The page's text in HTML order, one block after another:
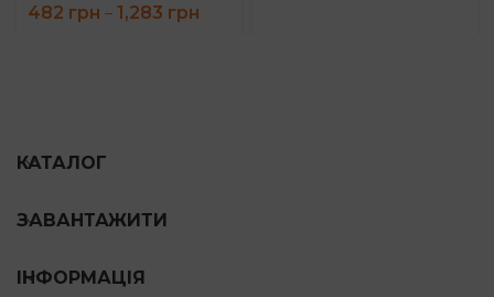
482 грн – 1,283 грн
КАТАЛОГ
ЗАВАНТАЖИТИ
ІНФОРМАЦІЯ